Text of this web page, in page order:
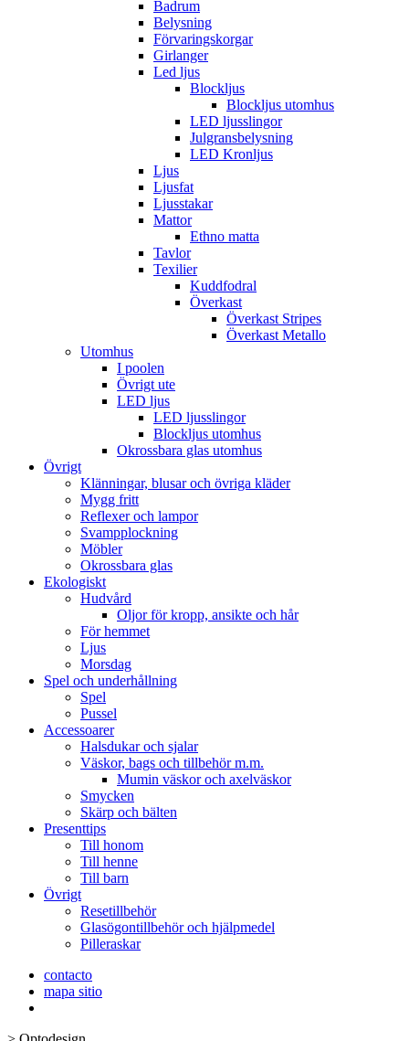
Badrum
Belysning
Förvaringskorgar
Girlanger
Led ljus
Blockljus
Blockljus utomhus
LED ljusslingor
Julgransbelysning
LED Kronljus
Ljus
Ljusfat
Ljusstakar
Mattor
Ethno matta
Tavlor
Texilier
Kuddfodral
Överkast
Överkast Stripes
Överkast Metallo
Utomhus
I poolen
Övrigt ute
LED ljus
LED ljusslingor
Blockljus utomhus
Okrossbara glas utomhus
Övrigt
Klänningar, blusar och övriga kläder
Mygg fritt
Reflexer och lampor
Svampplockning
Möbler
Okrossbara glas
Ekologiskt
Hudvård
Oljor för kropp, ansikte och hår
För hemmet
Ljus
Morsdag
Spel och underhållning
Spel
Pussel
Accessoarer
Halsdukar och sjalar
Väskor, bags och tillbehör m.m.
Mumin väskor och axelväskor
Smycken
Skärp och bälten
Presenttips
Till honom
Till henne
Till barn
Övrigt
Resetillbehör
Glasögontillbehör och hjälpmedel
Pilleraskar
contacto
mapa sitio